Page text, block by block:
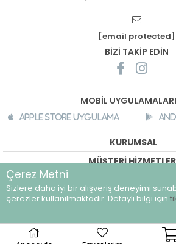
[email protected]
BİZİ TAKİP EDİN
MOBİL
Apple Store Uygulama
KURUMSAL
MÜŞTERİ
©breeze.com.tr - Tüm hakları
Çerez Metni
Sizlere daha iyi bir alışveriş deneyimi
çerezler kullanılmaktadır. Detaylı bilgi için